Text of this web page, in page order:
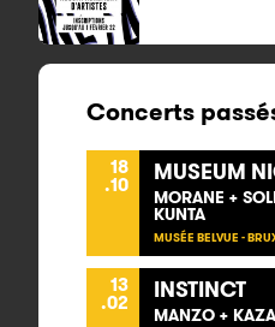
Concerts
18
.10 MUSEUM
MORANE +
KUNTA
MUSÉE BELVUE -
13
.02 INSTINCT
MANZO +